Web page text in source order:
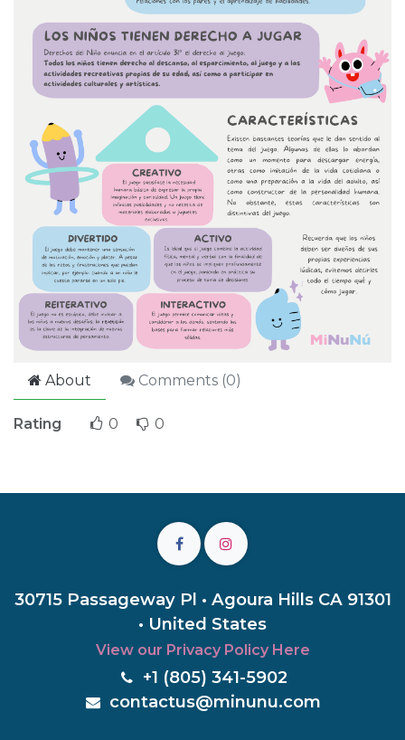
About Comments (0)
Rating 0 0
30715 Passageway Pl • Agoura Hills CA 91301
• United States
View our Privacy Policy Here
+1 (805) 341-5902
contactus@minunu.com